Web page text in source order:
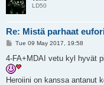
LD50
Re: Mistä parhaat
P
s
t
Tue 09 May 2017, 19:58
4-FA+MDAI vetu kyl hyvät
Heroiini on kanssa antanut